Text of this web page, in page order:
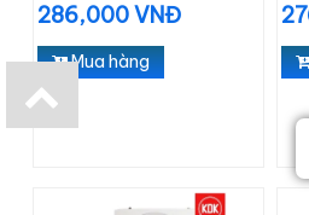
286,000 VNĐ
Mua hàng